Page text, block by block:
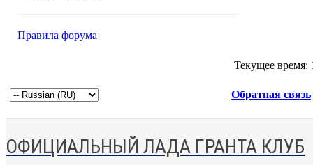
Правила форума
Текущее время:
Обратная связь
ОФИЦИАЛЬНЫЙ ЛАДА ГРАНТА КЛУБ